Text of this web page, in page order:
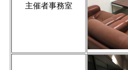
主催者事務室